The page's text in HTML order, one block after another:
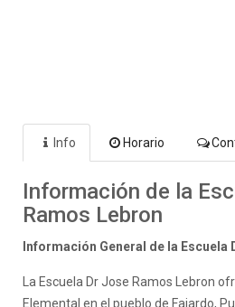
Info Horario
Información de la
Ramos Lebron
Información General de la Escuela
La Escuela Dr Jose Ramos Lebron
Elemental en el pueblo de Fajardo,